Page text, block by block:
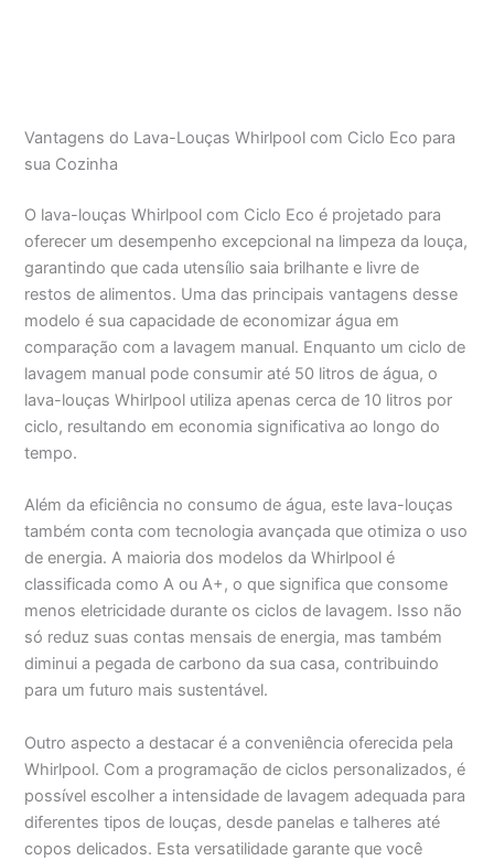
Vantagens do Lava-Louças Whirlpool com Ciclo Eco para
sua Cozinha
O lava-louças Whirlpool com Ciclo Eco é projetado para
oferecer um desempenho excepcional na limpeza da louça,
garantindo que cada utensílio saia brilhante e livre de
restos de alimentos. Uma das principais vantagens desse
modelo é sua capacidade de economizar água em
comparação com a lavagem manual. Enquanto um ciclo de
lavagem manual pode consumir até 50 litros de água, o
lava-louças Whirlpool utiliza apenas cerca de 10 litros por
ciclo, resultando em economia significativa ao longo do
tempo.
Além da eficiência no consumo de água, este lava-louças
também conta com tecnologia avançada que otimiza o uso
de energia. A maioria dos modelos da Whirlpool é
classificada como A ou A+, o que significa que consome
menos eletricidade durante os ciclos de lavagem. Isso não
só reduz suas contas mensais de energia, mas também
diminui a pegada de carbono da sua casa, contribuindo
para um futuro mais sustentável.
Outro aspecto a destacar é a conveniência oferecida pela
Whirlpool. Com a programação de ciclos personalizados, é
possível escolher a intensidade de lavagem adequada para
diferentes tipos de louças, desde panelas e talheres até
copos delicados. Esta versatilidade garante que você